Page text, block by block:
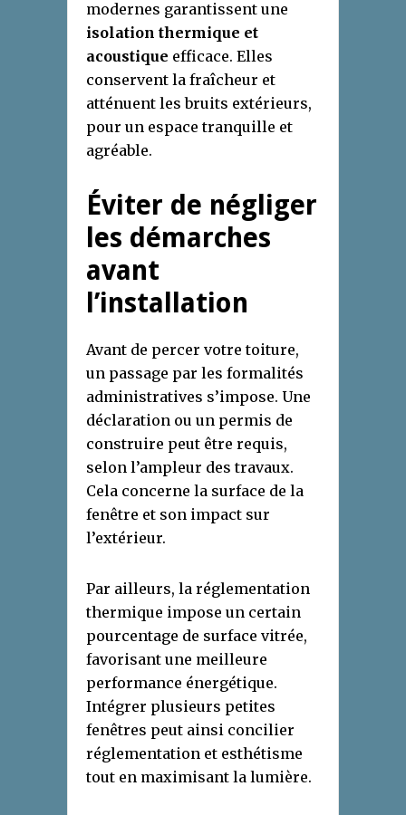
modernes garantissent une
isolation thermique et
acoustique efficace. Elles
conservent la fraîcheur et
atténuent les bruits extérieurs,
pour un espace tranquille et
agréable.
Éviter de négliger
les démarches
avant
l’installation
Avant de percer votre toiture,
un passage par les formalités
administratives s’impose. Une
déclaration ou un permis de
construire peut être requis,
selon l’ampleur des travaux.
Cela concerne la surface de la
fenêtre et son impact sur
l’extérieur.
Par ailleurs, la réglementation
thermique impose un certain
pourcentage de surface vitrée,
favorisant une meilleure
performance énergétique.
Intégrer plusieurs petites
fenêtres peut ainsi concilier
réglementation et esthétisme
tout en maximisant la lumière.